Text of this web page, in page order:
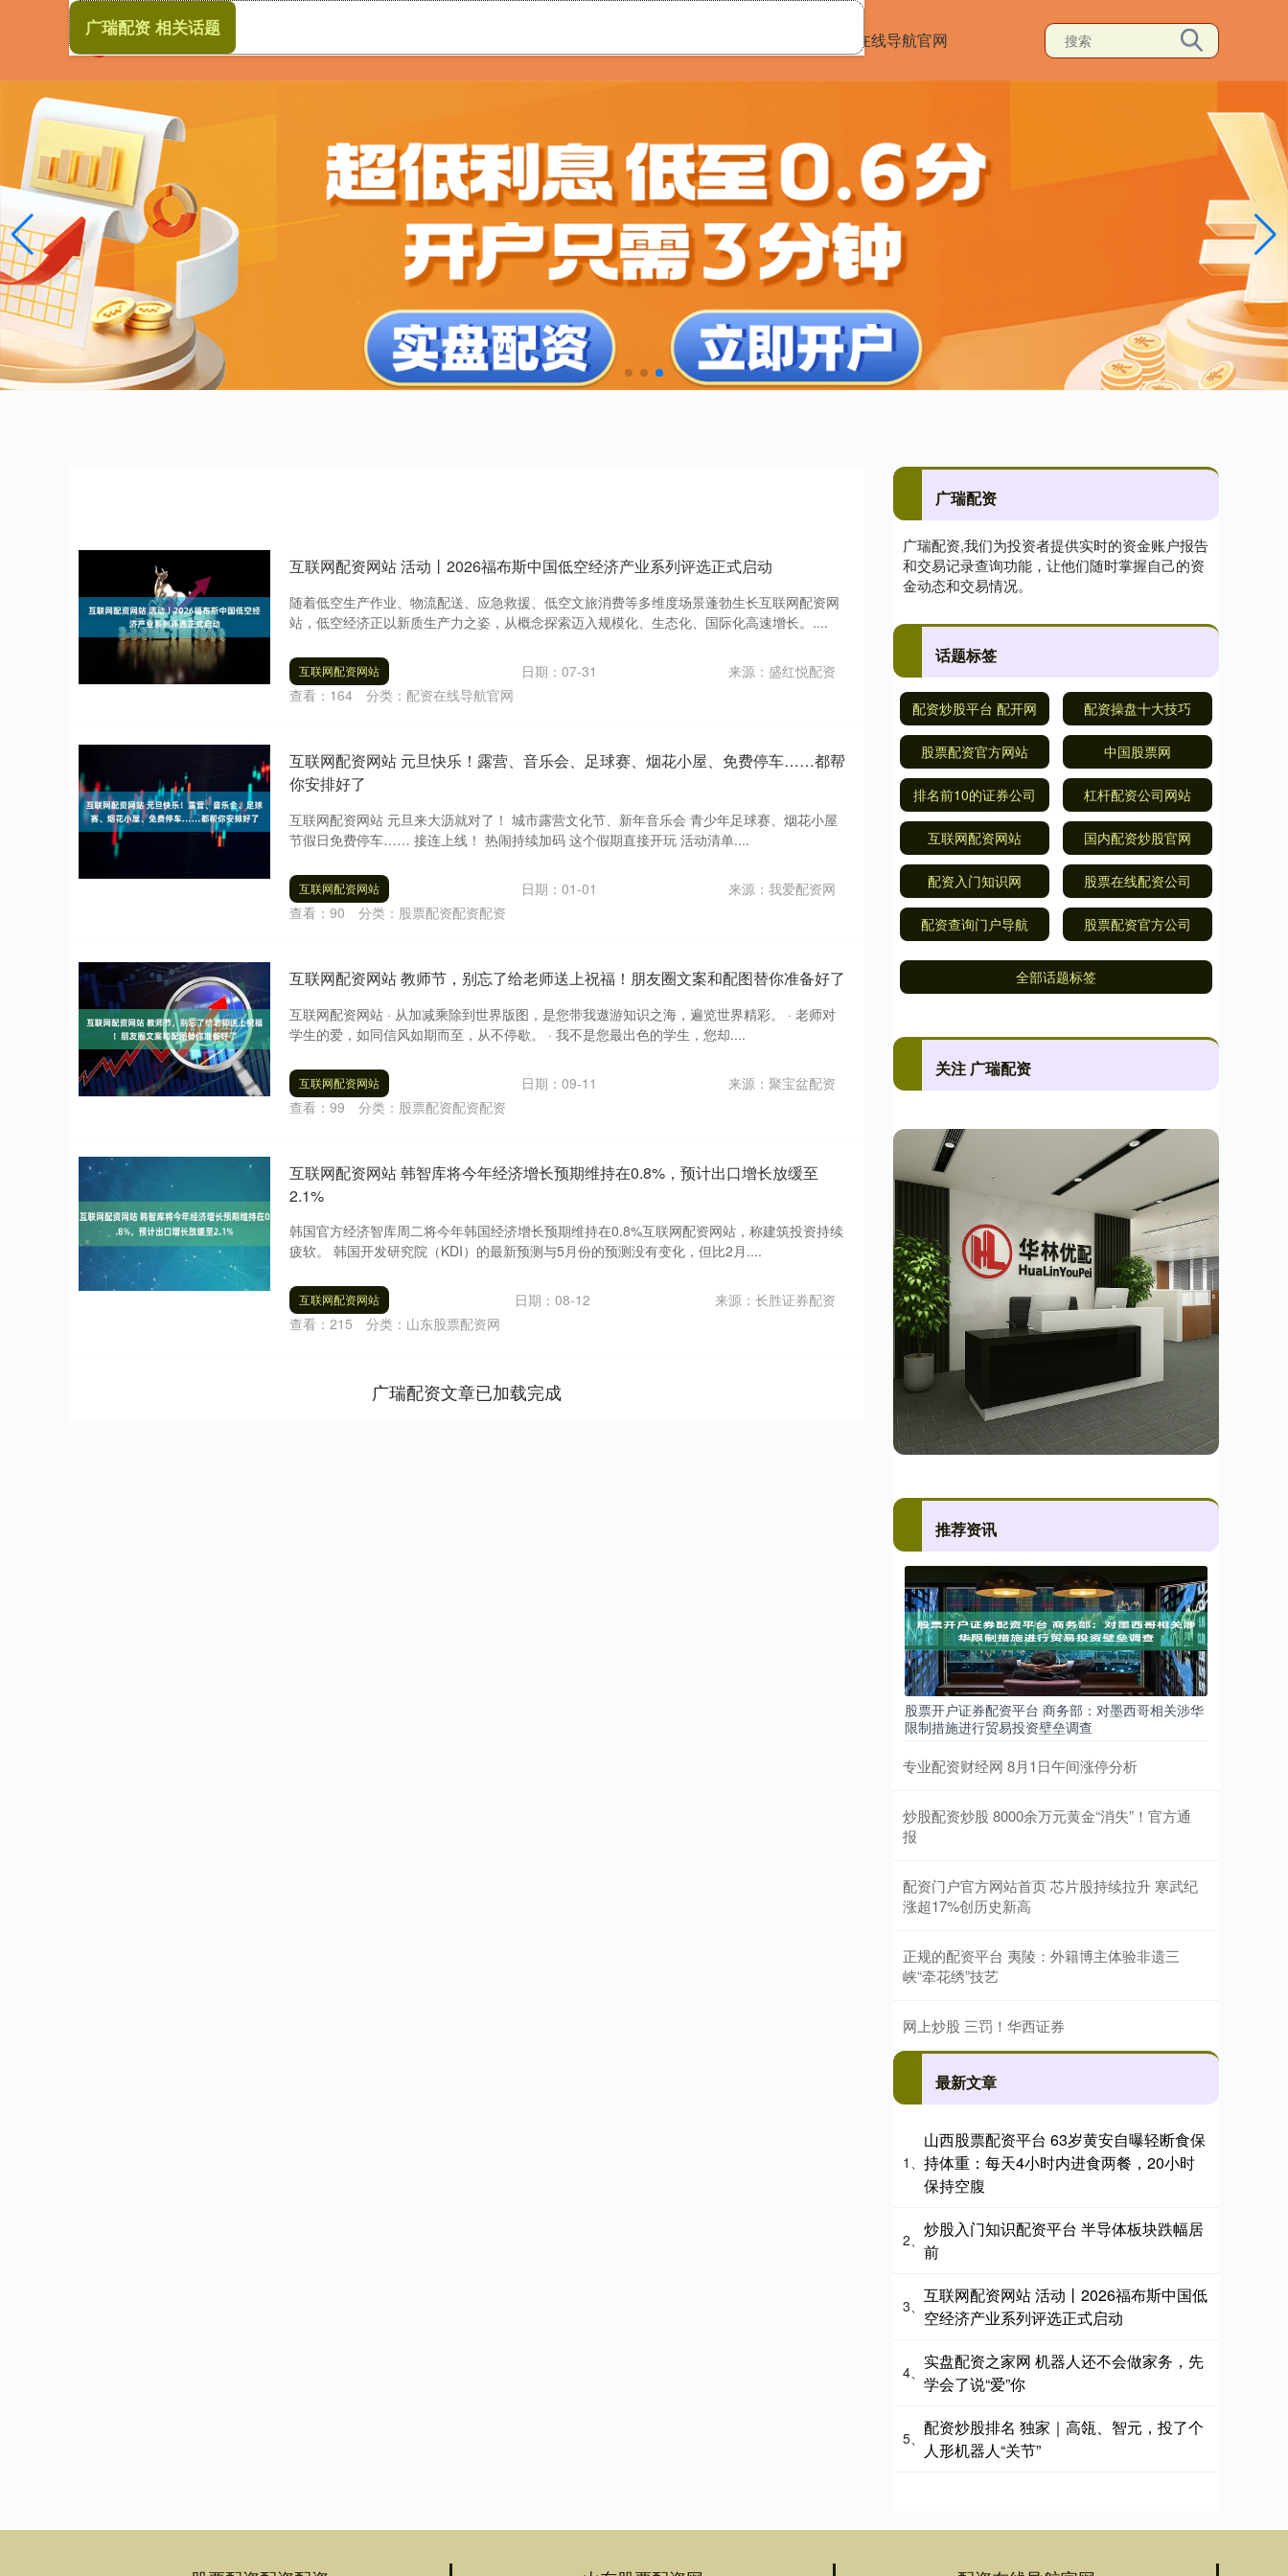
配资在线导航官网
广瑞配资 相关话题
互联网配资网站 活动丨2026福布斯中国低空经济产业系列评选正式启动
随着低空生产作业、物流配送、应急救援、低空文旅消费等多维度场景蓬勃生长互联网配资网
站，低空经济正以新质生产力之姿，从概念探索迈入规模化、生态化、国际化高速增长。....
互联网配资网站 日期：07-31
来源：盛红悦配资
查看： 164 分类： 配资在线导航官网
互联网配资网站 元旦快乐！露营、音乐会、足球赛、烟花小屋、免费停车……都帮
你安排好了
互联网配资网站 元旦来大沥就对了！ 城市露营文化节、新年音乐会 青少年足球赛、烟花小屋
节假日免费停车…… 接连上线！ 热闹持续加码 这个假期直接开玩 活动清单....
互联网配资网站 日期：01-01
来源：我爱配资网
查看： 90 分类： 股票配资配资配资
互联网配资网站 教师节，别忘了给老师送上祝福！朋友圈文案和配图替你准备好了
互联网配资网站 · 从加减乘除到世界版图，是您带我遨游知识之海，遍览世界精彩。 · 老师对
学生的爱，如同信风如期而至，从不停歇。 · 我不是您最出色的学生，您却....
互联网配资网站 日期：09-11
来源：聚宝盆配资
查看： 99 分类： 股票配资配资配资
互联网配资网站 韩智库将今年经济增长预期维持在0.8%，预计出口增长放缓至
2.1%
韩国官方经济智库周二将今年韩国经济增长预期维持在0.8%互联网配资网站，称建筑投资持续
疲软。 韩国开发研究院（KDI）的最新预测与5月份的预测没有变化，但比2月....
互联网配资网站 日期：08-12
来源：长胜证券配资
查看： 215 分类： 山东股票配资网
广瑞配资文章已加载完成
广瑞配资
广瑞配资,我们为投资者提供实时的资金账户报告
和交易记录查询功能，让他们随时掌握自己的资
金动态和交易情况。
话题标签
配资炒股平台 配开网 配资操盘十大技巧
股票配资官方网站 中国股票网
排名前10的证券公司 杠杆配资公司网站
互联网配资网站 国内配资炒股官网
配资入门知识网 股票在线配资公司
配资查询门户导航 股票配资官方公司
全部话题标签
关注 广瑞配资
推荐资讯
股票开户证券配资平台 商务部：对墨西哥相关涉华
限制措施进行贸易投资壁垒调查
专业配资财经网 8月1日午间涨停分析
炒股配资炒股 8000余万元黄金“消失”！官方通
报
配资门户官方网站首页 芯片股持续拉升 寒武纪
涨超17%创历史新高
正规的配资平台 夷陵：外籍博主体验非遗三
峡“牵花绣”技艺
网上炒股 三罚！华西证券
最新文章
1、
山西股票配资平台 63岁黄安自曝轻断食保
持体重：每天4小时内进食两餐，20小时
保持空腹
2、
炒股入门知识配资平台 半导体板块跌幅居
前
3、
互联网配资网站 活动丨2026福布斯中国低
空经济产业系列评选正式启动
4、
实盘配资之家网 机器人还不会做家务，先
学会了说“爱”你
5、
配资炒股排名 独家｜高瓴、智元，投了个
人形机器人“关节”